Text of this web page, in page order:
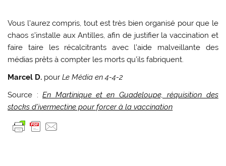
Vous l’aurez compris, tout est très bien organisé pour que le
chaos s’installe aux Antilles, afin de justifier la vaccination et
faire taire les récalcitrants avec l’aide malveillante des
médias prêts à compter les morts qu’ils fabriquent.
Marcel D. pour Le Média en 4-4-2
Source :En Martinique et en Guadeloupe, réquisition des
stocks d’ivermectine pour forcer à la vaccination